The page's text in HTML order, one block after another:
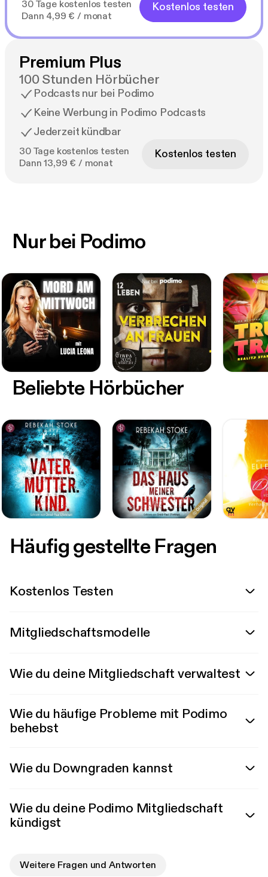
30 Tage kostenlos testen
Dann 4,99 € / monat
Kostenlos testen
Premium Plus
100 Stunden Hörbücher
Podcasts nur bei Podimo
Keine Werbung in Podimo Podcasts
Jederzeit kündbar
30 Tage kostenlos testen
Dann 13,99 € / monat
Kostenlos testen
Nur bei Podimo
Beliebte Hörbücher
Häufig gestellte Fragen
Kostenlos Testen
Mitgliedschaftsmodelle
Wie du deine Mitgliedschaft verwaltest
Wie du häufige Probleme mit Podimo
behebst
Wie du Downgraden kannst
Wie du deine Podimo Mitgliedschaft
kündigst
Weitere Fragen und Antworten